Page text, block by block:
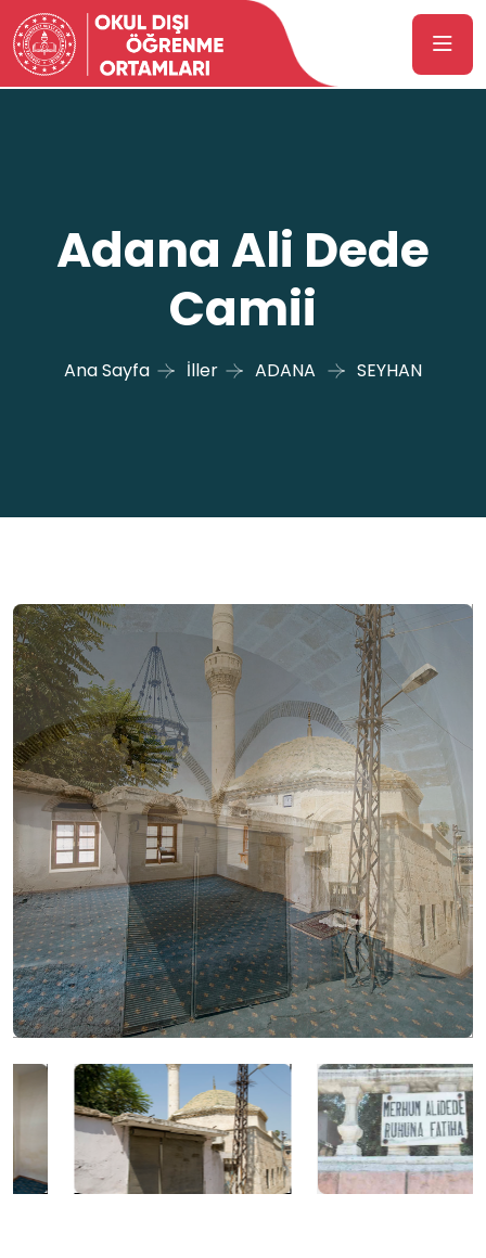
Adana Ali Dede
Camii
Ana Sayfa İller ADANA SEYHAN